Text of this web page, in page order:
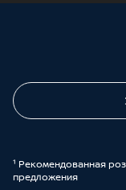
¹ Рекомендованная
предложения